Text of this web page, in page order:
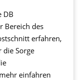
DB
Bereich des
erfahren,
Sorge
einfahren